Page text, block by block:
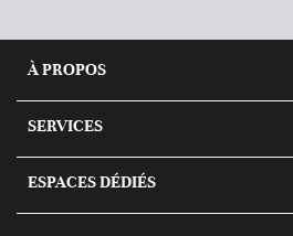
À PROPOS
SERVICES
ESPACES DÉDIÉS